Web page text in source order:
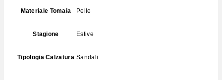
Materiale Tomaia Pelle
Stagione Estive
Tipologia Calzatura Sandali